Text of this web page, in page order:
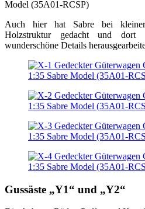
Auch hier hat Sabre bei
Holzstruktur gedacht und
wunderschöne Details
Gussäste „Y1“ und „Y2“